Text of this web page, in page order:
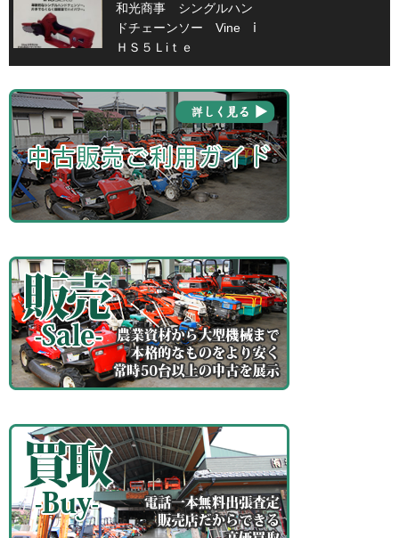
和光商事 シングルハン
ドチェーンソー Vine ⅰ
ＨＳ５Ｌiｔｅ